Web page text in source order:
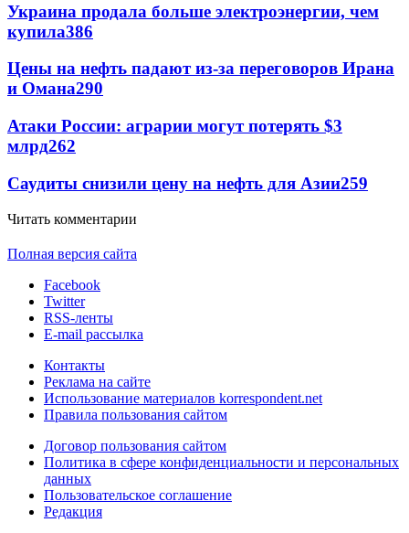
Украина продала больше электроэнергии, чем
купила386
Цены на нефть падают из-за переговоров Ирана
и Омана290
Атаки России: аграрии могут потерять $3
млрд262
Саудиты снизили цену на нефть для Азии259
Читать комментарии
Полная версия сайта
Facebook
Twitter
RSS-ленты
E-mail рассылка
Контакты
Реклама на сайте
Использование материалов korrespondent.net
Правила пользования сайтом
Договор пользования сайтом
Политика в сфере конфиденциальности и персональных
данных
Пользовательское соглашение
Редакция